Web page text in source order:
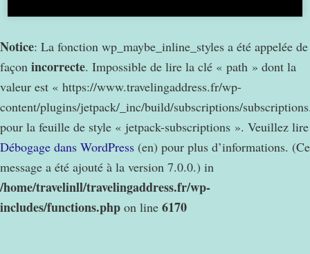
Notice: La fonction wp_maybe_inline_styles a été appelée de
façon incorrecte. Impossible de lire la clé « path » dont la
valeur est « https://www.travelingaddress.fr/wp-
content/plugins/jetpack/_inc/build/subscriptions/
pour la feuille de style « jetpack-subscriptions ». Veuillez lire
Débogage dans WordPress (en) pour plus d’informations. (Ce
message a été ajouté à la version 7.0.0.) in
/home/travelinll/travelingaddress.fr/wp-
includes/functions.php on line 6170